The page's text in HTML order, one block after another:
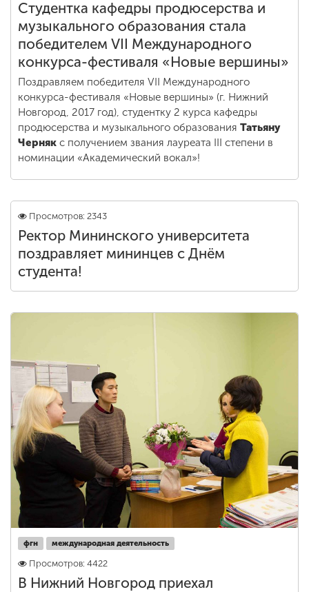
Студентка кафедры продюсерства и
музыкального образования стала
победителем VII Международного
конкурса-фестиваля «Новые вершины»
Поздравляем победителя VII Международного
конкурса-фестиваля «Новые вершины» (г. Нижний
Новгород, 2017 год), студентку 2 курса кафедры
продюсерства и музыкального образования Татьяну
Черняк с получением звания лауреата III степени в
номинации «Академический вокал»!
Просмотров: 2343
Ректор Мининского университета
поздравляет мининцев с Днём
студента!
фгн международная деятельность
Просмотров: 4422
В Нижний Новгород приехал